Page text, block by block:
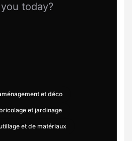
today?
et déco
et jardinage
et de matériaux